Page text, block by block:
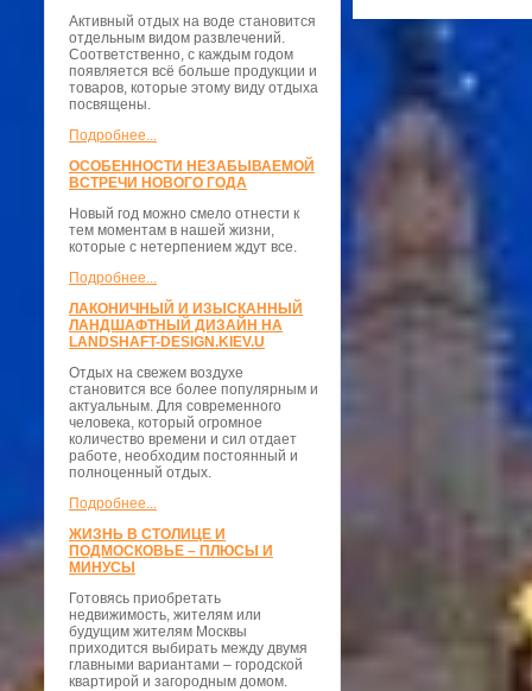
Активный отдых на воде становится
отдельным видом развлечений.
Соответственно, с каждым годом
появляется всё больше продукции и
товаров, которые этому виду отдыха
посвящены.
Подробнее...
ОСОБЕННОСТИ НЕЗАБЫВАЕМОЙ
ВСТРЕЧИ НОВОГО ГОДА
Новый год можно смело отнести к
тем моментам в нашей жизни,
которые с нетерпением ждут все.
Подробнее...
ЛАКОНИЧНЫЙ И ИЗЫСКАННЫЙ
ЛАНДШАФТНЫЙ ДИЗАЙН НА
LANDSHAFT-DESIGN.KIEV.U
Отдых на свежем воздухе
становится все более популярным и
актуальным. Для современного
человека, который огромное
количество времени и сил отдает
работе, необходим постоянный и
полноценный отдых.
Подробнее...
ЖИЗНЬ В СТОЛИЦЕ И
ПОДМОСКОВЬЕ – ПЛЮСЫ И
МИНУСЫ
Готовясь приобретать
недвижимость, жителям или
будущим жителям Москвы
приходится выбирать между двумя
главными вариантами – городской
квартирой и загородным домом.